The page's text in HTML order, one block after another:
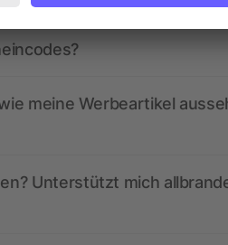
meine Werbeartikel
Unterstützt mich